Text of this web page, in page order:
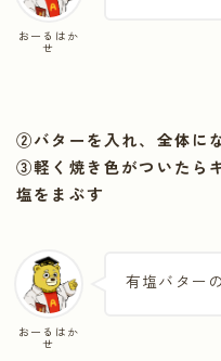
おーるはか
せ
②バターを入れ、全体に
③軽く焼き色がついたら
塩をまぶす
おーるはか
せ
有塩バター